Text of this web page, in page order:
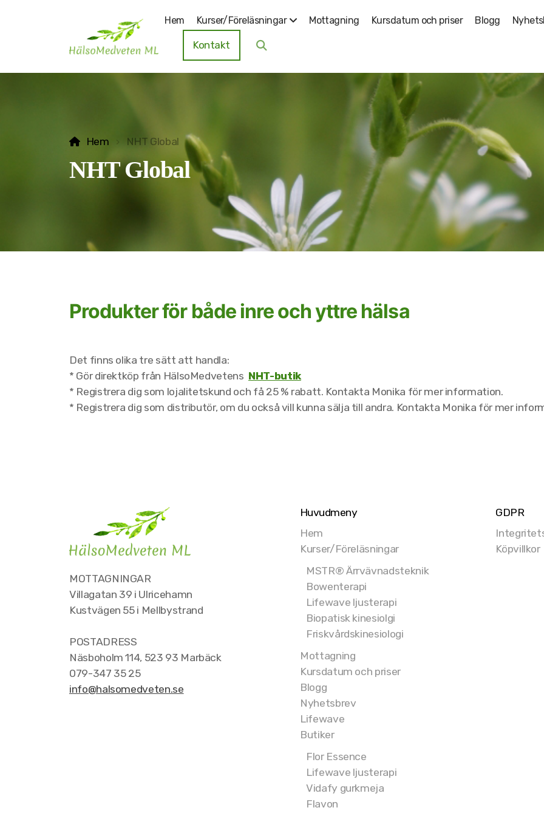
Hem Kurser/Föreläsningar Mottagning Kursdatum och priser Blogg
Kontakt
Hem NHT Global
NHT Global
Produkter för både inre och yttre hälsa
Det finns olika tre sätt att handla:
* Gör direktköp från HälsoMedvetens NHT-butik
* Registrera dig som lojalitetskund och få 25 % rabatt. Kontakta Monika för mer information.
* Registrera dig som distributör, om du också vill kunna sälja till andra. Kontakta Monika för mer
MOTTAGNINGAR
Villagatan 39 i Ulricehamn
Kustvägen 55 i Mellbystrand
POSTADRESS
Näsboholm 114, 523 93 Marbäck
079-347 35 25
info@halsomedveten.se
Huvudmeny
Hem
Kurser/Föreläsningar
MSTR® Ärrvävnadsteknik
Bowenterapi
Lifewave ljusterapi
Biopatisk kinesiolgi
Friskvårdskinesiologi
Mottagning
Kursdatum och priser
Blogg
Nyhetsbrev
Lifewave
Butiker
Flor Essence
Lifewave ljusterapi
Vidafy gurkmeja
Flavon
GDPR
Köpvillkor